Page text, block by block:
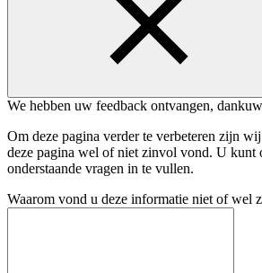
We hebben uw feedback ontvangen,
Om deze pagina verder te verbeteren zijn
deze pagina wel of niet zinvol vond. U kunt
onderstaande vragen in te vullen.
Waarom vond u deze informatie niet of wel